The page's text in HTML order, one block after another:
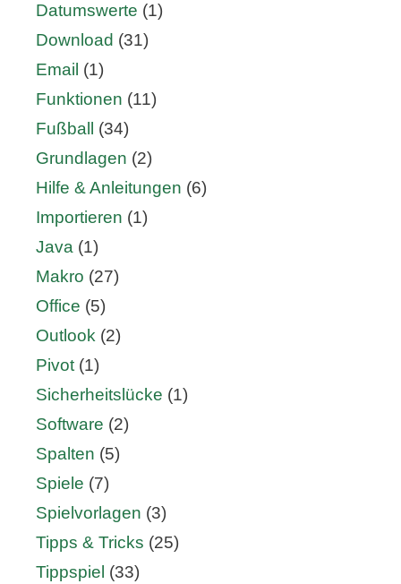
Datumswerte (1)
Download (31)
Email (1)
Funktionen (11)
Fußball
(34)
Grundlagen (2)
Hilfe & Anleitungen (6)
Importieren (1)
Java (1)
Makro (27)
Office (5)
Outlook (2)
Pivot(1)
Sicherheitslücke (1)
Software (2)
Spalten (5)
Spiele (7)
Spielvorlagen (3)
Tipps & Tricks (25)
Tippspiel (33)